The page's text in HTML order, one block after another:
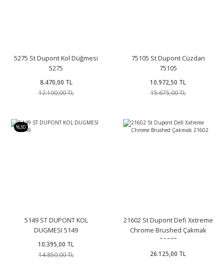
5275 St Dupont Kol Düğmesi
5275
8.470,00 TL
12.100,00 TL
75105 St Dupont Cüzdan
75105
10.972,50 TL
15.675,00 TL
%30
5149 ST DUPONT KOL
DUGMESI 5149
10.395,00 TL
14.850,00 TL
21602 St Dupont Defi Xxtreme
Chrome Brushed Çakmak
21602
26.125,00 TL